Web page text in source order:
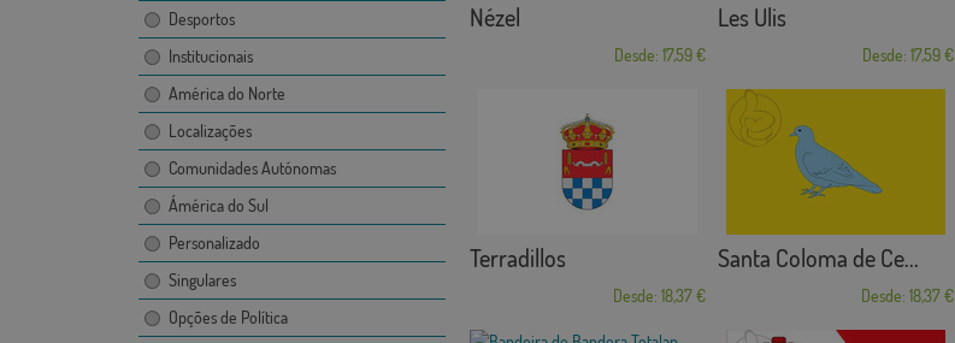
Desportos
Institucionais
América do Norte
Localizações
Comunidades Autónomas
Ámérica do Sul
Personalizado
Singulares
Opções de Política
Nézel
Desde: 17,59 €
Les Ulis
Desde: 17,59 €
Terradillos
Desde: 18,37 €
Santa Coloma de Ce...
Desde: 18,37 €